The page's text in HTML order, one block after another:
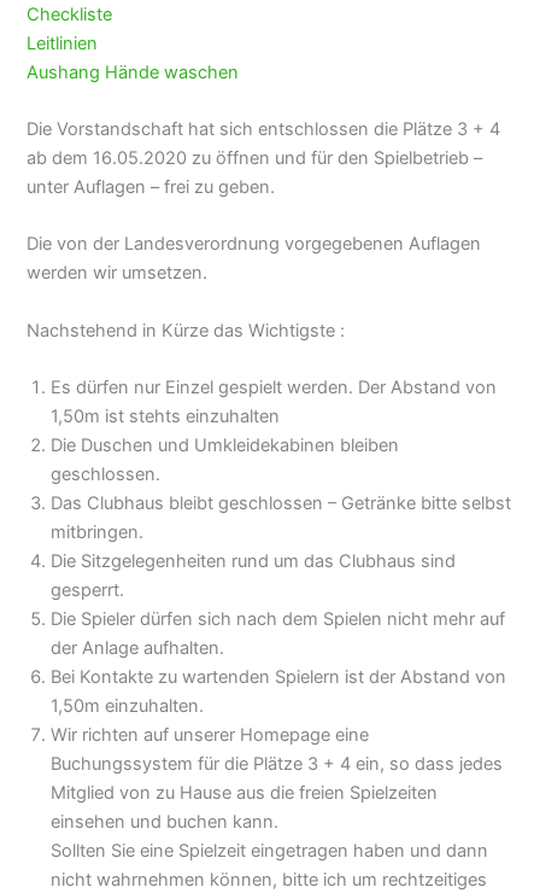
Checkliste
Leitlinien
Aushang Hände waschen
Die Vorstandschaft hat sich entschlossen die Plätze 3 + 4
ab dem 16.05.2020 zu öffnen und für den Spielbetrieb –
unter Auflagen – frei zu geben.
Die von der Landesverordnung vorgegebenen Auflagen
werden wir umsetzen.
Nachstehend in Kürze das Wichtigste :
Es dürfen nur Einzel gespielt werden. Der Abstand von
1,50m ist stehts einzuhalten
Die Duschen und Umkleidekabinen bleiben
geschlossen.
Das Clubhaus bleibt geschlossen – Getränke bitte selbst
mitbringen.
Die Sitzgelegenheiten rund um das Clubhaus sind
gesperrt.
Die Spieler dürfen sich nach dem Spielen nicht mehr auf
der Anlage aufhalten.
Bei Kontakte zu wartenden Spielern ist der Abstand von
1,50m einzuhalten.
Wir richten auf unserer Homepage eine
Buchungssystem für die Plätze 3 + 4 ein, so dass jedes
Mitglied von zu Hause aus die freien Spielzeiten
einsehen und buchen kann.
Sollten Sie eine Spielzeit eingetragen haben und dann
nicht wahrnehmen können, bitte ich um rechtzeitiges